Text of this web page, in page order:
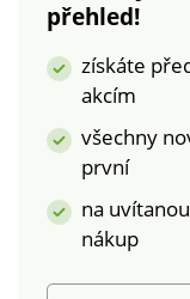
přehled!
získáte
akcím
všechny
první
na
nákup